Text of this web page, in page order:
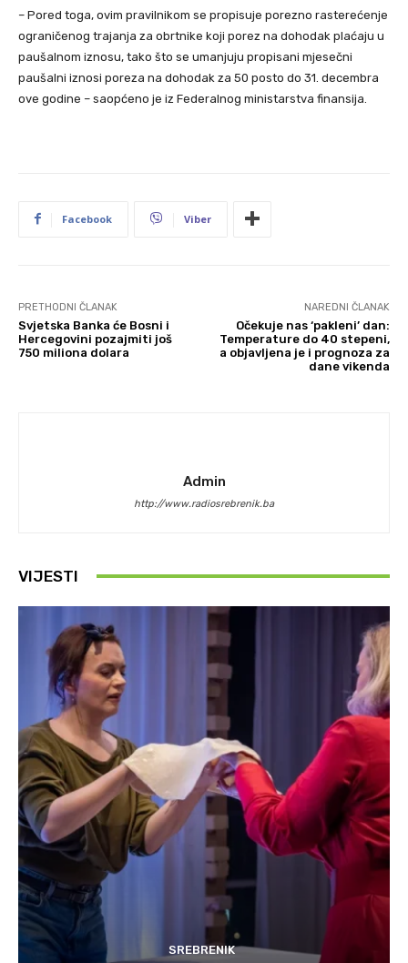
– Pored toga, ovim pravilnikom se propisuje porezno rasterećenje
ograničenog trajanja za obrtnike koji porez na dohodak plaćaju u
paušalnom iznosu, tako što se umanjuju propisani mjesečni
paušalni iznosi poreza na dohodak za 50 posto do 31. decembra
ove godine – saopćeno je iz Federalnog ministarstva finansija.
Facebook Viber
PRETHODNI ČLANAK
Svjetska Banka će Bosni i
Hercegovini pozajmiti još
750 miliona dolara
NAREDNI ČLANAK
Očekuje nas ‘pakleni’ dan:
Temperature do 40 stepeni,
a objavljena je i prognoza za
dane vikenda
Admin
http://www.radiosrebrenik.ba
VIJESTI
SREBRENIK